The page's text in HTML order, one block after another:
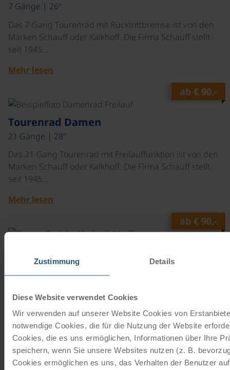
Zustimmung Details
Diese Website verwendet Cookies
Wir verwenden auf unserer Website Cookies von
notwendige Cookies, die für die Nutzung der Website
Cookies, die es uns ermöglichen, Informationen über Ihre
speichern, wenn Sie unsere Websites nutzen (z. B.
Cookies ermöglichen es uns, das Verhalten der Benutzer
7 Gänge | 26"
Das 7-Gang Tourenrad mit Rücktrittbremse ist von den
Marken Schauff oder Kalkhoff. Die Firma Schauff stellt
seit 1945…
Mehr lesen
ab € 90,-
Tourenrad Damen
21 Gänge | 28"
Das 21-Gang Tourenrad mit Freilauffunktion ist von den
Marken Schauff oder Kalkhoff. Die Firma Schauff stellt
seit 1945…
Mehr lesen
©
ab € 90,-
7 Gänge | 28"
Marken Schauff oder Kalkhoff. Die Firma Schauff stellt
seit 1945…
Mehr lesen
©
ab€ 90,-